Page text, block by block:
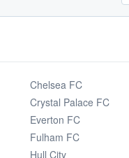
Chelsea FC
Crystal Palace FC
Everton FC
Fulham FC
Hull City